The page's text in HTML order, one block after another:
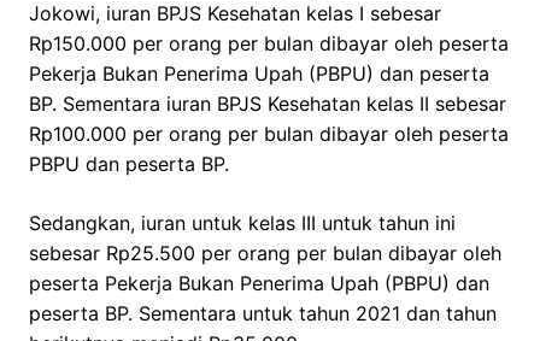
Jokowi, iuran BPJS Kesehatan kelas I sebesar
Rp150.000 per orang per bulan dibayar oleh peserta
Pekerja Bukan Penerima Upah (PBPU) dan peserta
BP. Sementara iuran BPJS Kesehatan kelas II sebesar
Rp100.000 per orang per bulan dibayar oleh peserta
PBPU dan peserta BP.
Sedangkan, iuran untuk kelas III untuk tahun ini
sebesar Rp25.500 per orang per bulan dibayar oleh
peserta Pekerja Bukan Penerima Upah (PBPU) dan
peserta BP. Sementara untuk tahun 2021 dan tahun